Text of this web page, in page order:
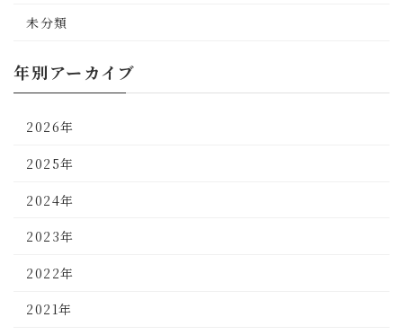
未分類
年別アーカイブ
2026年
2025年
2024年
2023年
2022年
2021年